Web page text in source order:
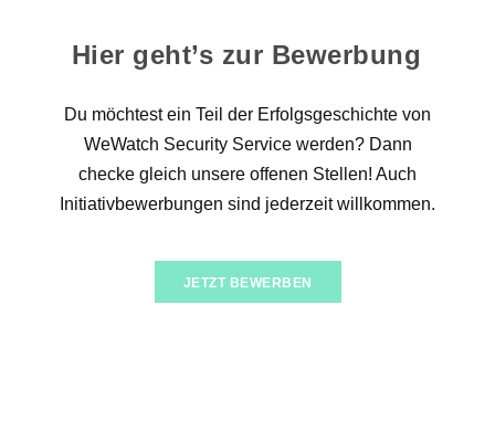
Hier geht’s zur Bewerbung
Du möchtest ein Teil der Erfolgsgeschichte von
WeWatch Security Service werden? Dann
checke gleich unsere offenen Stellen! Auch
Initiativbewerbungen sind jederzeit willkommen.
JETZT BEWERBEN